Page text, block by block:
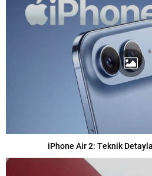
iPhone Air 2: Teknik